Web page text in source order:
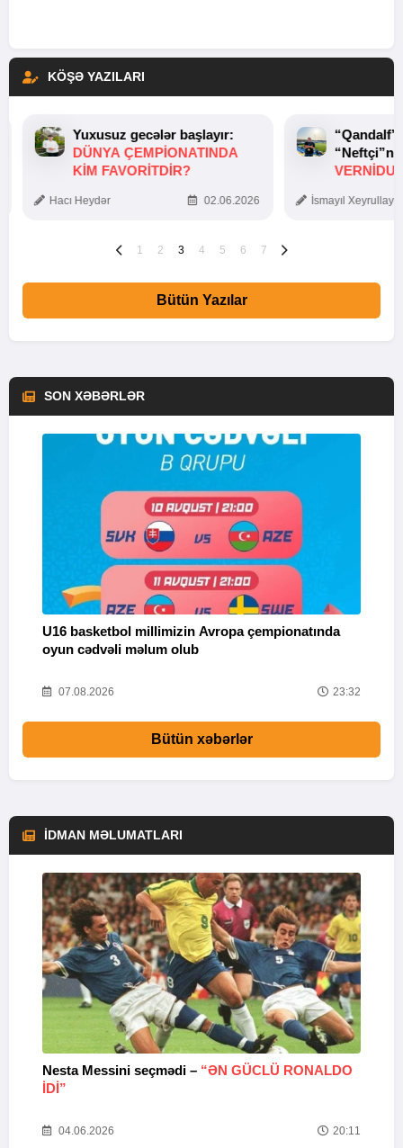
KÖŞƏ YAZILARI
Yuxusuz gecələr başlayır:
DÜNYA ÇEMPIONATINDA
KIM FAVORITDIR?
Hacı Heydər 02.06.2026 İsmayıl
1 2 3 4 5 6 7
Bütün Yazılar
SON XƏBƏRLƏR
U16 basketbol millimizin Avropa çempionatında
oyun cədvəli məlum olub
07.08.2026 23:32
Bütün xəbərlər
İDMAN MƏLUMATLARI
Nesta Messini seçmədi – “ƏN GÜCLÜ RONALDO
IDI”
04.06.2026 20:11